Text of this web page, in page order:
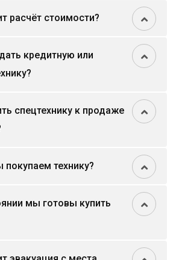
расчёт стоимости?
кредитную или
спецтехнику к продаже
технику?
мы готовы купить